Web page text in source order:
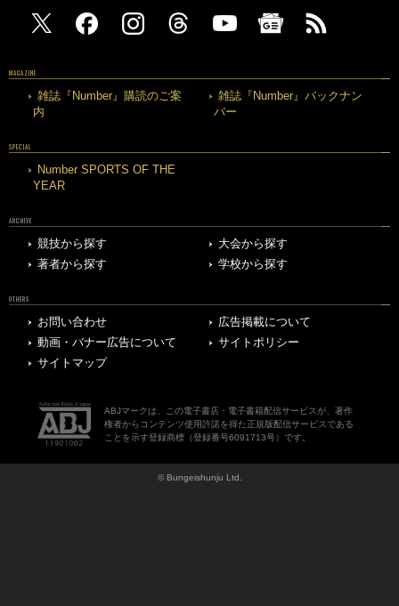
MAGAZINE
雑誌『Number』購読のご案
内
雑誌『Number』バックナン
バー
SPECIAL
Number SPORTS OF THE
YEAR
ARCHIVE
競技から探す
大会から探す
著者から探す
学校から探す
OTHERS
お問い合わせ
広告掲載について
動画・バナー広告について
サイトポリシー
サイトマップ
ABJマークは、この電子書店・電子書籍配信サービスが、著作
権者からコンテンツ使用許諾を得た正規版配信サービスである
ことを示す登録商標（登録番号6091713号）です。
© Bungeishunju Ltd.